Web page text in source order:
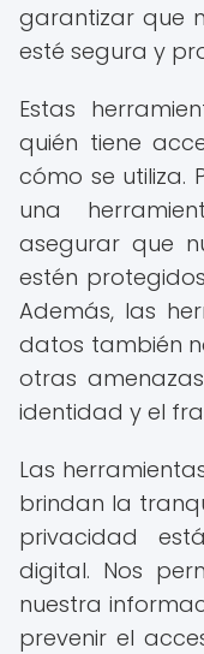
garantizar que
esté segura y
Estas
quién tiene
cómo se utiliza.
una
asegurar que
estén
Además, las
datos también
otras
identidad y el
Las
brindan la
privacidad
digital. Nos
nuestra
prevenir el